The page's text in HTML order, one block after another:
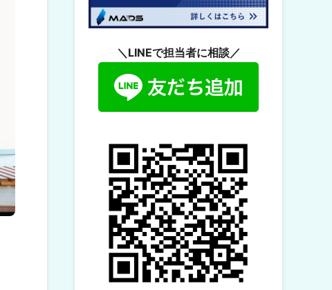
＼LINEで担当者に相談／